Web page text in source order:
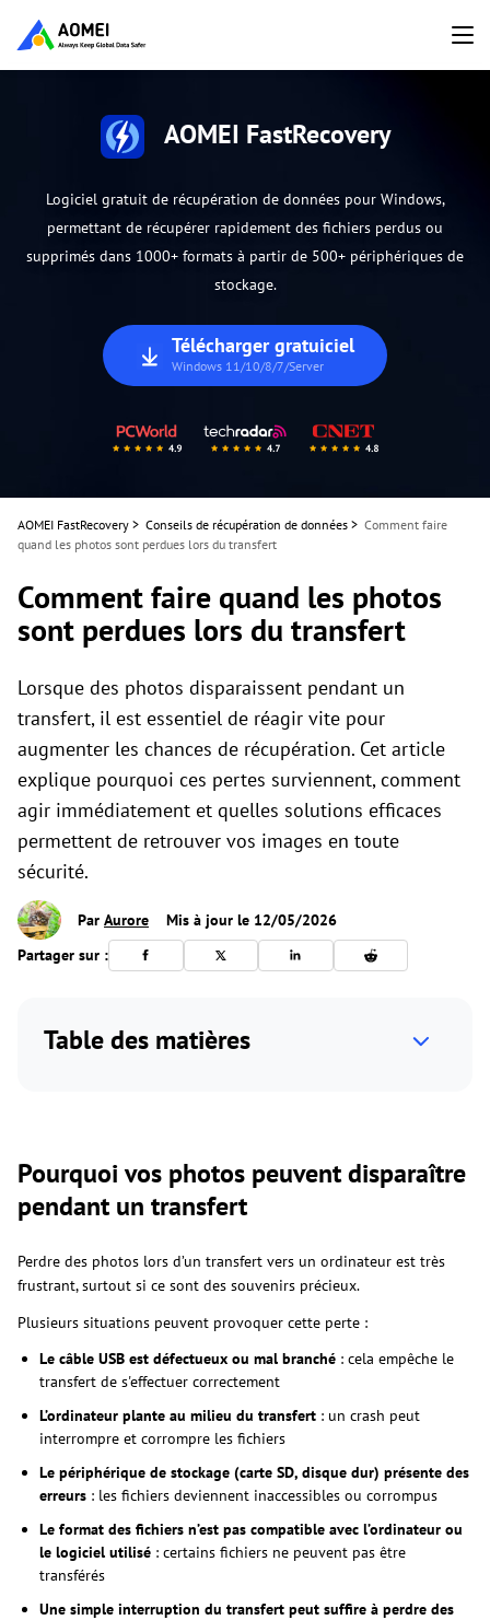
AOMEI FastRecovery
Logiciel gratuit de récupération de données pour Windows,
permettant de récupérer rapidement des fichiers perdus ou
supprimés dans 1000+ formats à partir de 500+ périphériques de
stockage.
Télécharger gratuiciel
Windows 11/10/8/7/Server
AOMEI FastRecovery > Conseils de récupération de données > Comment faire
quand les photos sont perdues lors du transfert
Comment faire quand les photos
sont perdues lors du transfert
Lorsque des photos disparaissent pendant un
transfert, il est essentiel de réagir vite pour
augmenter les chances de récupération. Cet article
explique pourquoi ces pertes surviennent, comment
agir immédiatement et quelles solutions efficaces
permettent de retrouver vos images en toute
sécurité.
Par Aurore
Mis à jour le 12/05/2026
Partager sur :
Table des matières
Pourquoi vos photos peuvent disparaître
pendant un transfert
Perdre des photos lors d’un transfert vers un ordinateur est très
frustrant, surtout si ce sont des souvenirs précieux.
Plusieurs situations peuvent provoquer cette perte :
Le câble USB est défectueux ou mal branché : cela empêche le
transfert de s'effectuer correctement
L’ordinateur plante au milieu du transfert : un crash peut
interrompre et corrompre les fichiers
Le périphérique de stockage (carte SD, disque dur) présente des
erreurs : les fichiers deviennent inaccessibles ou corrompus
Le format des fichiers n’est pas compatible avec l’ordinateur ou
le logiciel utilisé : certains fichiers ne peuvent pas être
transférés
Une simple interruption du transfert peut suffire à perdre des